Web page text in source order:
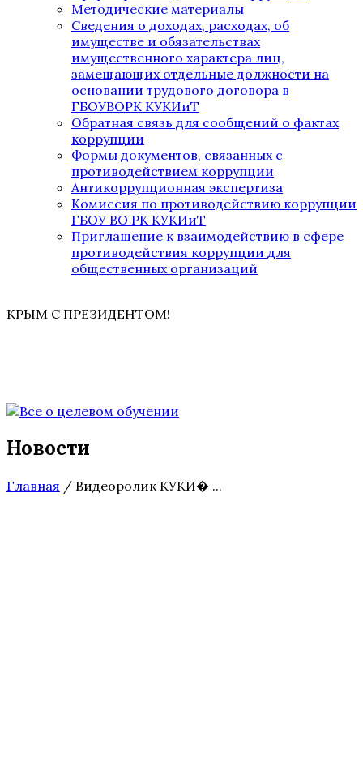
Методические материалы
Сведения о доходах, расходах, об
имуществе и обязательствах
имущественного характера лиц,
замещающих отдельные должности на
основании трудового договора в
ГБОУВОРК КУКИиТ
Обратная связь для сообщений о фактах
коррупции
Формы документов, связанных с
противодействием коррупции
Антикоррупционная экспертиза
Комиссия по противодействию коррупции
ГБОУ ВО РК КУКИиТ
Приглашение к взаимодействию в сфере
противодействия коррупции для
общественных организаций
КРЫМ С ПРЕЗИДЕНТОМ!
Новости
Главная / Видеоролик КУКИ� ...